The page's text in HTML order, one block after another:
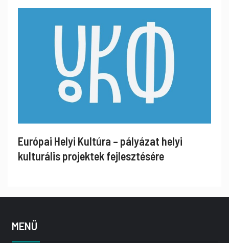
Európai Helyi Kultúra – pályázat helyi
kulturális projektek fejlesztésére
MENÜ